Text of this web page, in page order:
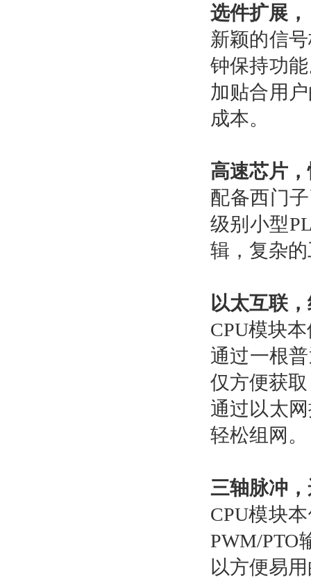
选件扩展
新颖的信
钟保持功
加贴合用
成本。
高速芯片
配备西门
级别小型
辑，复杂
以太互联
CPU模块
通过一根
仅方便获
通过以太
轻松组网。
三轴脉冲
CPU模块
PWM/PTO
以方便易